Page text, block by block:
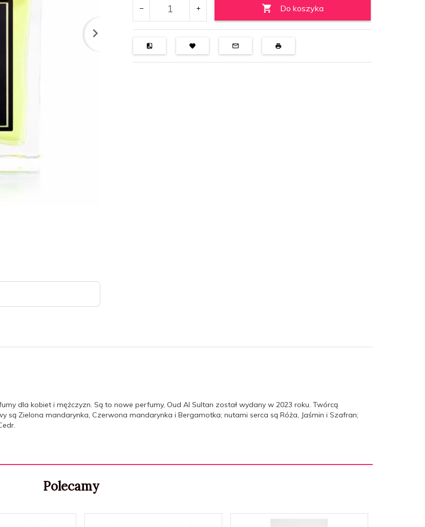
Do koszyka
dla kobiet i mężczyzn. Są to nowe perfumy, Oud Al Sultan został wydany w 2023 roku. Twórcą
są Zielona mandarynka, Czerwona mandarynka i Bergamotka; nutami serca są Róża, Jaśmin i Szafran;
Polecamy